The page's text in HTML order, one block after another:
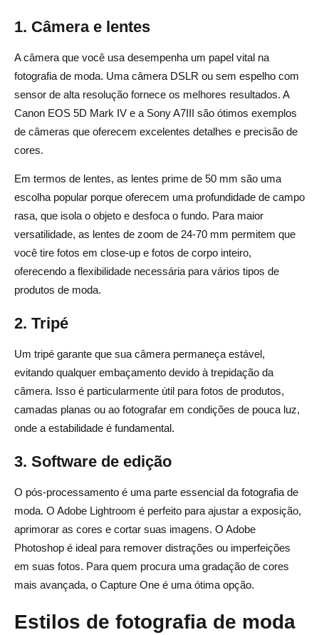
1. Câmera e lentes
A câmera que você usa desempenha um papel vital na
fotografia de moda. Uma câmera DSLR ou sem espelho com
sensor de alta resolução fornece os melhores resultados. A
Canon EOS 5D Mark IV e a Sony A7III são ótimos exemplos
de câmeras que oferecem excelentes detalhes e precisão de
cores.
Em termos de lentes, as lentes prime de 50 mm são uma
escolha popular porque oferecem uma profundidade de campo
rasa, que isola o objeto e desfoca o fundo. Para maior
versatilidade, as lentes de zoom de 24-70 mm permitem que
você tire fotos em close-up e fotos de corpo inteiro,
oferecendo a flexibilidade necessária para vários tipos de
produtos de moda.
2. Tripé
Um tripé garante que sua câmera permaneça estável,
evitando qualquer embaçamento devido à trepidação da
câmera. Isso é particularmente útil para fotos de produtos,
camadas planas ou ao fotografar em condições de pouca luz,
onde a estabilidade é fundamental.
3. Software de edição
O pós-processamento é uma parte essencial da fotografia de
moda. O Adobe Lightroom é perfeito para ajustar a exposição,
aprimorar as cores e cortar suas imagens. O Adobe
Photoshop é ideal para remover distrações ou imperfeições
em suas fotos. Para quem procura uma gradação de cores
mais avançada, o Capture One é uma ótima opção.
Estilos de fotografia de moda